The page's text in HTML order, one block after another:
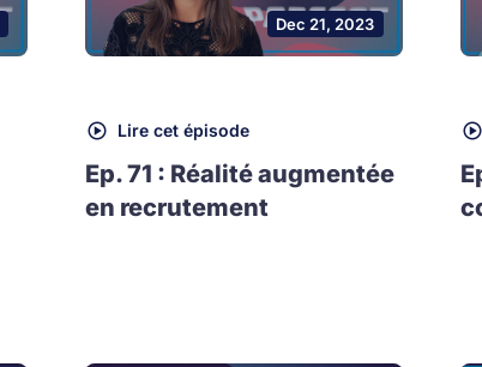
Dec 21, 2023
Lire cet épisode
Ep. 71 : Réalité augmentée
en recrutement